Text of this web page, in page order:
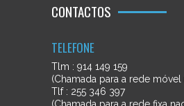
CONTACTOS
TELEFONE
Tlm : 914 149 159
(Chamada para a rede móvel
Tlf : 255 346 397